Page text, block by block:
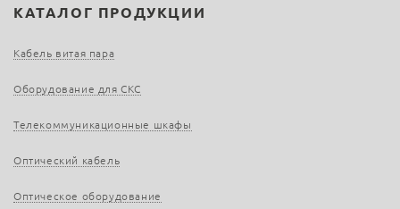
КАТАЛОГ ПРОДУКЦИИ
Кабель витая пара
Оборудование для СКС
Телекоммуникационные шкафы
Оптический кабель
Оптическое оборудование